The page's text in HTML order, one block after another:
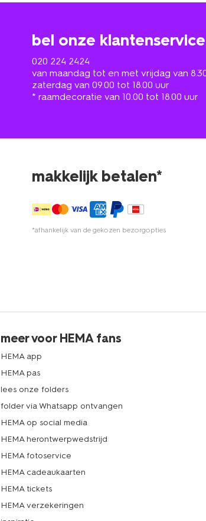
bel onze klantenservice
020 224 2424
van maandag tot en met vrijdag van
zaterdag van 09.00 tot 18.00 uur
* raamdecoratie van 10.00 tot 18.00 uur
makkelijk betalen*
*afhankelijk van de gekozen bezorgopties
meer voor HEMA fans
HEMA app
HEMA pas
lees onze folders
folder via Whatsapp ontvangen
HEMA op social media
HEMA herontwerpwedstrijd
HEMA fotoservice
HEMA cadeaukaarten
HEMA tickets
HEMA verzekeringen